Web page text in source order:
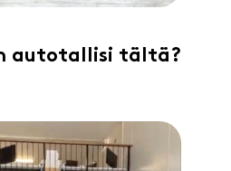
autotallisi tältä?